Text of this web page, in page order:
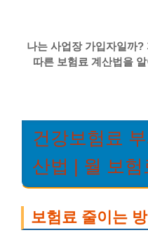
나는 사업장 가입자일까?
따른 보험료 계산법을
건강보험료
산법 | 월 보험
보험료 줄이는